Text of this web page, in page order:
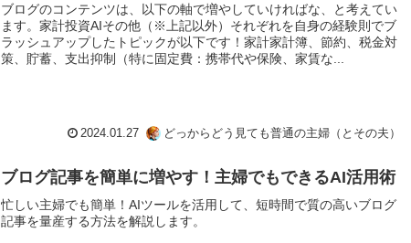
ブログのコンテンツは、以下の軸で増やしていければな、と考えてい
ます。家計投資AIその他（※上記以外）それぞれを自身の経験則でブ
ラッシュアップしたトピックが以下です！家計家計簿、節約、税金対
策、貯蓄、支出抑制（特に固定費：携帯代や保険、家賃な...
2024.01.27 どっからどう見ても普通の主婦（とその夫）
ブログ記事を簡単に増やす！主婦でもできるAI活用術
忙しい主婦でも簡単！AIツールを活用して、短時間で質の高いブログ
記事を量産する方法を解説します。